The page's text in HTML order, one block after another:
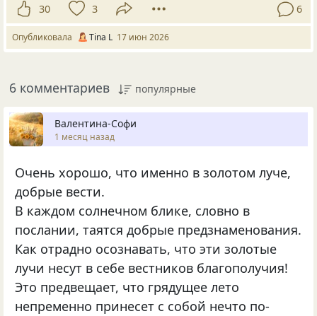
30 3 6
Опубликовала Tina L 17 июн 2026
6 комментариев популярные
Валентина-Софи
1 месяц назад
Очень хорошо, что именно в золотом луче,
добрые вести.
В каждом солнечном блике, словно в
послании, таятся добрые предзнаменования.
Как отрадно осознавать, что эти золотые
лучи несут в себе вестников благополучия!
Это предвещает, что грядущее лето
непременно принесет с собой нечто по-